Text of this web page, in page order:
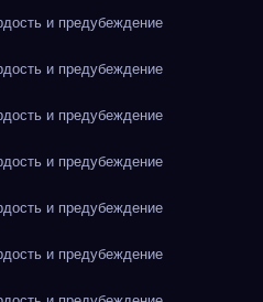
и предубеждение
и предубеждение
и предубеждение
и предубеждение
и предубеждение
и предубеждение